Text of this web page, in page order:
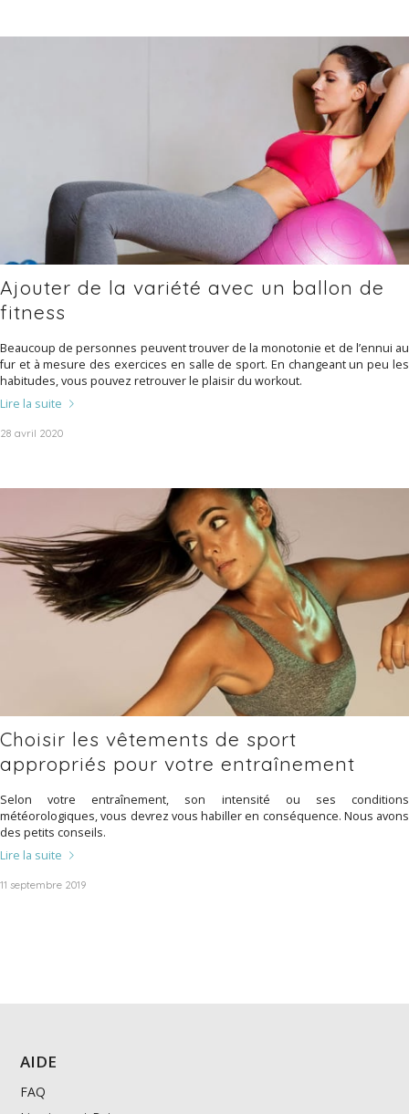
Ajouter de la variété avec un ballon de
fitness
Beaucoup de personnes peuvent trouver de la monotonie et de l’ennui au
fur et à mesure des exercices en salle de sport. En changeant un peu les
habitudes, vous pouvez retrouver le plaisir du workout.
Lire la suite
28 avril 2020
Choisir les vêtements de sport
appropriés pour votre entraînement
Selon votre entraînement, son intensité ou ses conditions
météorologiques, vous devrez vous habiller en conséquence. Nous avons
des petits conseils.
Lire la suite
11 septembre 2019
AIDE
FAQ